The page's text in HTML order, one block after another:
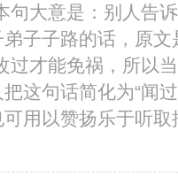
句大意是：别人告
子子路的话，原文
过才能免祸，所以
这句话简化为“闻
用以赞扬乐于听取